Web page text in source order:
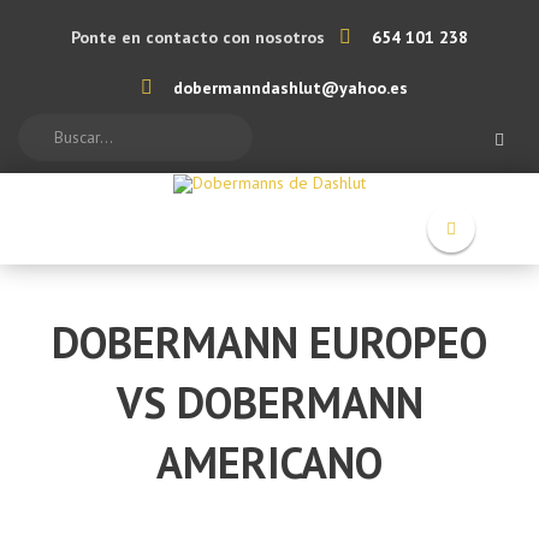
Ponte en contacto con nosotros 654 101 238
dobermanndashlut@yahoo.es
DOBERMANN EUROPEO
VS DOBERMANN
AMERICANO